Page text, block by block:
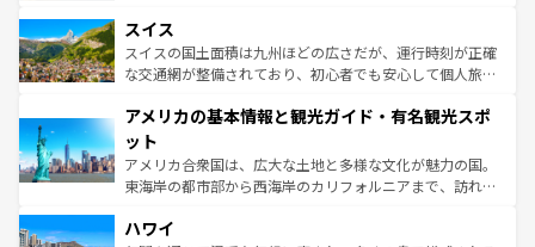
れる地方に足を運ぶとそれぞれで全く異なる文化を体験で
きるだろう。 なお、新着のフランス情報はコンテンツ一覧
を参照してほしい。
は、お酒好きな人にはぜひ体験してほしい。 なお、新着の
ドイツ情報はコンテンツ一覧を参照してほしい。
リアごとに異なる魅力がある。また、優雅なアフタヌーン
ティー、ビール好きにはたまらない英国パブ、サッカー観
戦など、本場だからこそできる体験も豊富。イギリスを旅
ンツ一覧を参照してほしい。
スイス
スイスの国土面積は九州ほどの広さだが、運行時刻が正確
な交通網が整備されており、初心者でも安心して個人旅行
の建物がそのまま残る町や、スイスならではのユニークな
博物館もあり、アルプス観光だけでなく町歩きも満喫する
ことができる。国民の所得が高いため物価も高いが、旅行
者向けの交通パス提供のサービスもあり、うまく活用すれ
着のスイス情報は
アメリカの基本情報と観光ガイド・有名観光スポ
ット
アメリカ合衆国は、広大な土地と多様な文化が魅力の国。
東海岸の都市部から西海岸のカリフォルニアまで、訪れる
のような巨大都市は、観光、ショッピング、エンターテイ
ハワイ